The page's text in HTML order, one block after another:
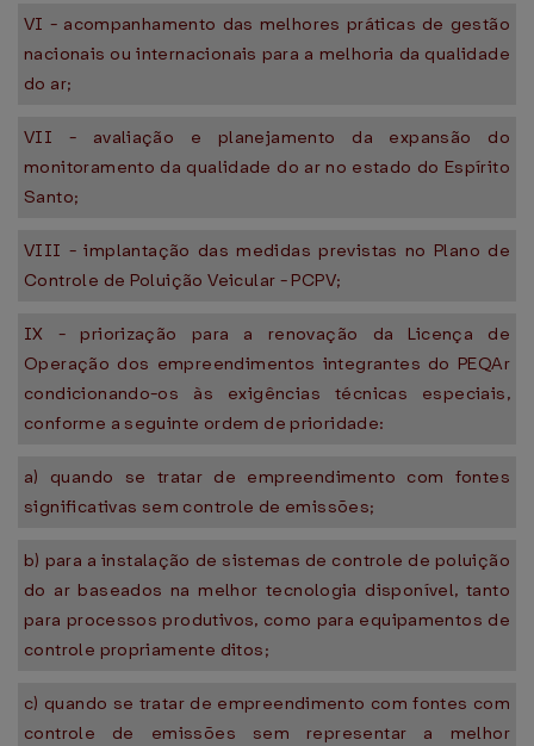
VI - acompanhamento das melhores práticas de gestão
nacionais ou internacionais para a melhoria da qualidade
do ar;
VII - avaliação e planejamento da expansão do
monitoramento da qualidade do ar no estado do Espírito
Santo;
VIII - implantação das medidas previstas no Plano de
Controle de Poluição Veicular - PCPV;
IX - priorização para a renovação da Licença de
Operação dos empreendimentos integrantes do PEQAr
condicionando-os às exigências técnicas especiais,
conforme a seguinte ordem de prioridade:
a) quando se tratar de empreendimento com fontes
significativas sem controle de emissões;
b) para a instalação de sistemas de controle de poluição
do ar baseados na melhor tecnologia disponível, tanto
para processos produtivos, como para equipamentos de
controle propriamente ditos;
c) quando se tratar de empreendimento com fontes com
controle de emissões sem representar a melhor